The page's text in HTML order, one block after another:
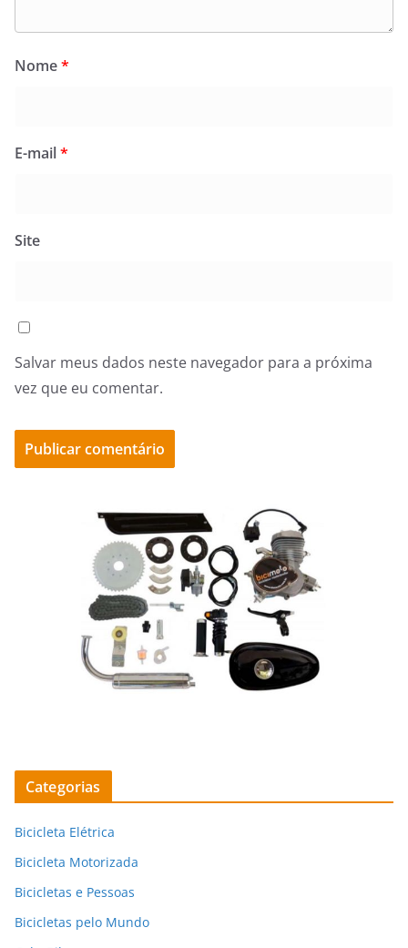
Nome*
E-mail*
Site
Salvar meus dados neste navegador para a próxima
vez que eu comentar.
Categorias
Bicicleta Elétrica
Bicicleta Motorizada
Bicicletas e Pessoas
Bicicletas pelo Mundo